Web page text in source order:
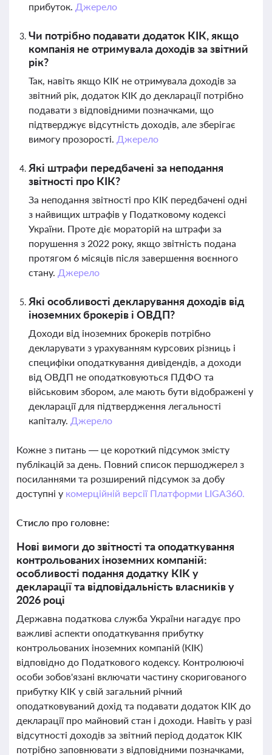
прибуток. Джерело
Чи потрібно подавати додаток КІК, якщо
компанія не отримувала доходів за звітний
рік?
Так, навіть якщо КІК не отримувала доходів за
звітний рік, додаток КІК до декларації потрібно
подавати з відповідними позначками, що
підтверджує відсутність доходів, але зберігає
вимогу прозорості. Джерело
Які штрафи передбачені за неподання
звітності про КІК?
За неподання звітності про КІК передбачені одні
з найвищих штрафів у Податковому кодексі
України. Проте діє мораторій на штрафи за
порушення з 2022 року, якщо звітність подана
протягом 6 місяців після завершення воєнного
стану. Джерело
Які особливості декларування доходів від
іноземних брокерів і ОВДП?
Доходи від іноземних брокерів потрібно
декларувати з урахуванням курсових різниць і
специфіки оподаткування дивідендів, а доходи
від ОВДП не оподатковуються ПДФО та
військовим збором, але мають бути відображені у
декларації для підтвердження легальності
капіталу. Джерело
Кожне з питань — це короткий підсумок змісту
публікацій за день. Повний список першоджерел з
посиланнями та розширений підсумок за добу
доступні у комерційній версії Платформи LIGA360.
Стисло про головне:
Нові вимоги до звітності та оподаткування
контрольованих іноземних компаній:
особливості подання додатку КІК у
декларації та відповідальність власників у
2026 році
Державна податкова служба України нагадує про
важливі аспекти оподаткування прибутку
контрольованих іноземних компаній (КІК)
відповідно до Податкового кодексу. Контролюючі
особи зобов'язані включати частину скоригованого
прибутку КІК у свій загальний річний
оподатковуваний дохід та подавати додаток КІК до
декларації про майновий стан і доходи. Навіть у разі
відсутності доходів за звітний період додаток КІК
потрібно заповнювати з відповідними позначками,